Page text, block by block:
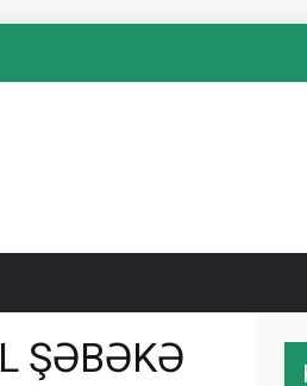
ŞƏBƏKƏ